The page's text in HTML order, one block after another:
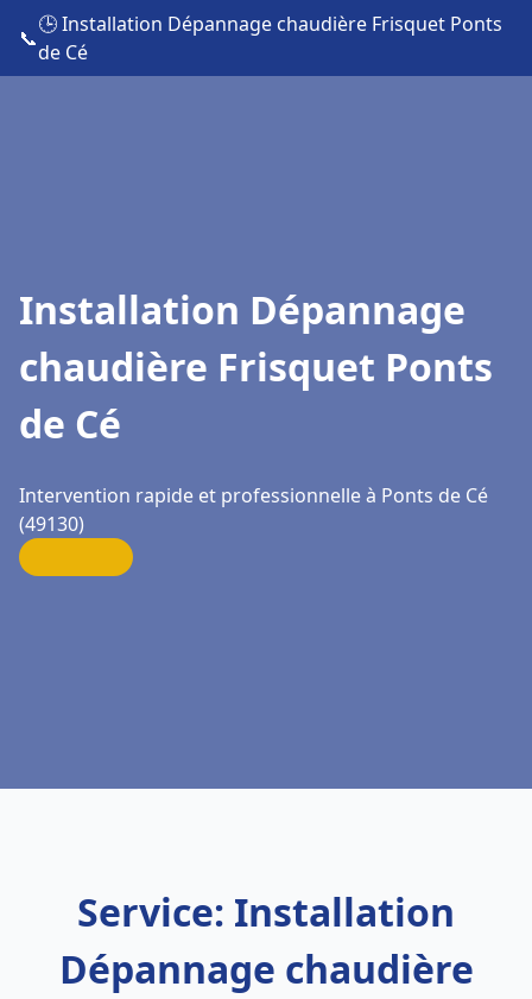
📞
🕒 Installation Dépannage chaudière Frisquet Ponts
de Cé
Installation Dépannage
chaudière Frisquet Ponts
de Cé
Intervention rapide et professionnelle à Ponts de Cé
(49130)
Service: Installation
Dépannage chaudière